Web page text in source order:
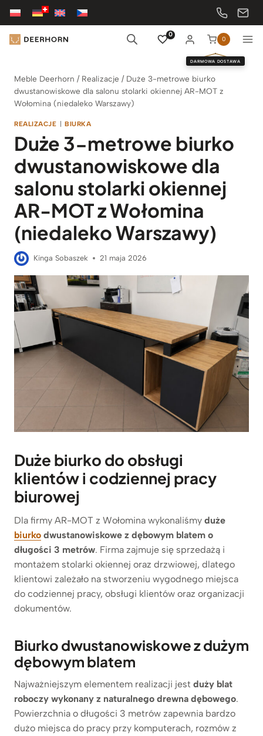
Przejdź
treści
0
0
DARMOWA DOSTAWA
Meble Deerhorn / Realizacje / Duże 3-metrowe biurko
dwustanowiskowe dla salonu stolarki okiennej AR-MOT z
Wołomina (niedaleko Warszawy)
REALIZACJE | BIURKA
Duże 3-metrowe biurko
dwustanowiskowe dla
salonu stolarki okiennej
AR-MOT z Wołomina
(niedaleko Warszawy)
Kinga Sobaszek 21 maja 2026
Duże biurko do obsługi
klientów i codziennej pracy
biurowej
Dla firmy AR-MOT z Wołomina wykonaliśmy duże
biurko dwustanowiskowe z dębowym blatem o
długości 3 metrów. Firma zajmuje się sprzedażą i
montażem stolarki okiennej oraz drzwiowej, dlatego
klientowi zależało na stworzeniu wygodnego miejsca
do codziennej pracy, obsługi klientów oraz organizacji
dokumentów.
Biurko dwustanowiskowe z dużym
dębowym blatem
Najważniejszym elementem realizacji jest duży blat
roboczy wykonany z naturalnego drewna dębowego.
Powierzchnia o długości 3 metrów zapewnia bardzo
dużo miejsca do pracy przy komputerach, rozmów z